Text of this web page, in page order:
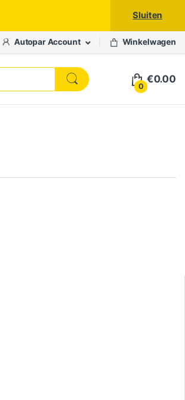
Sluiten
Autopar Account Winkelwagen
0
€0.00